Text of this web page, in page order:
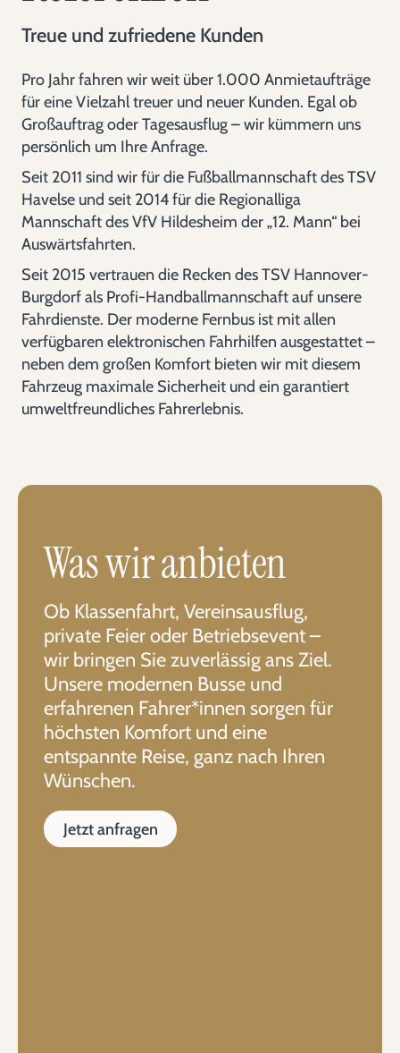
Treue und zufriedene Kunden
Pro Jahr fahren wir weit über 1.000 Anmietaufträge
für eine Vielzahl treuer und neuer Kunden. Egal ob
Großauftrag oder Tagesausflug – wir kümmern uns
persönlich um Ihre Anfrage.
Seit 2011 sind wir für die Fußballmannschaft des TSV
Havelse und seit 2014 für die Regionalliga
Mannschaft des VfV Hildesheim der „12. Mann“ bei
Auswärtsfahrten.
Seit 2015 vertrauen die Recken des TSV Hannover-
Burgdorf als Profi-Handballmannschaft auf unsere
Fahrdienste. Der moderne Fernbus ist mit allen
verfügbaren elektronischen Fahrhilfen ausgestattet –
neben dem großen Komfort bieten wir mit diesem
Fahrzeug maximale Sicherheit und ein garantiert
umweltfreundliches Fahrerlebnis.
Was wir anbieten
Ob Klassenfahrt, Vereinsausflug,
private Feier oder Betriebsevent –
wir bringen Sie zuverlässig ans Ziel.
Unsere modernen Busse und
erfahrenen Fahrer*innen sorgen für
höchsten Komfort und eine
entspannte Reise, ganz nach Ihren
Wünschen.
Jetzt anfragen